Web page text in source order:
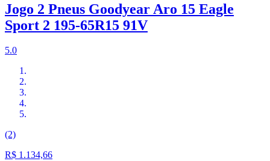
Jogo 2 Pneus Goodyear Aro 15 Eagle
Sport 2 195-65R15 91V
5.0
(2)
R$ 1.134,66